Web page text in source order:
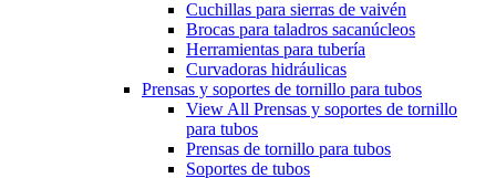
Cuchillas para sierras de vaivén
Brocas para taladros sacanúcleos
Herramientas para tubería
Curvadoras hidráulicas
Prensas y soportes de tornillo para tubos
View All Prensas y soportes de tornillo
para tubos
Prensas de tornillo para tubos
Soportes de tubos